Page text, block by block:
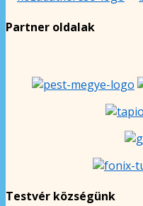
Partner oldalak
Testvér községünk